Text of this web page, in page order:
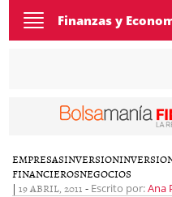
Toggle
navigation
Finanzas y
EMPRESASINVERSION
FINANCIEROSNEGOCIOS
| 19 ABRIL, 2011 - Escrito por:Ana